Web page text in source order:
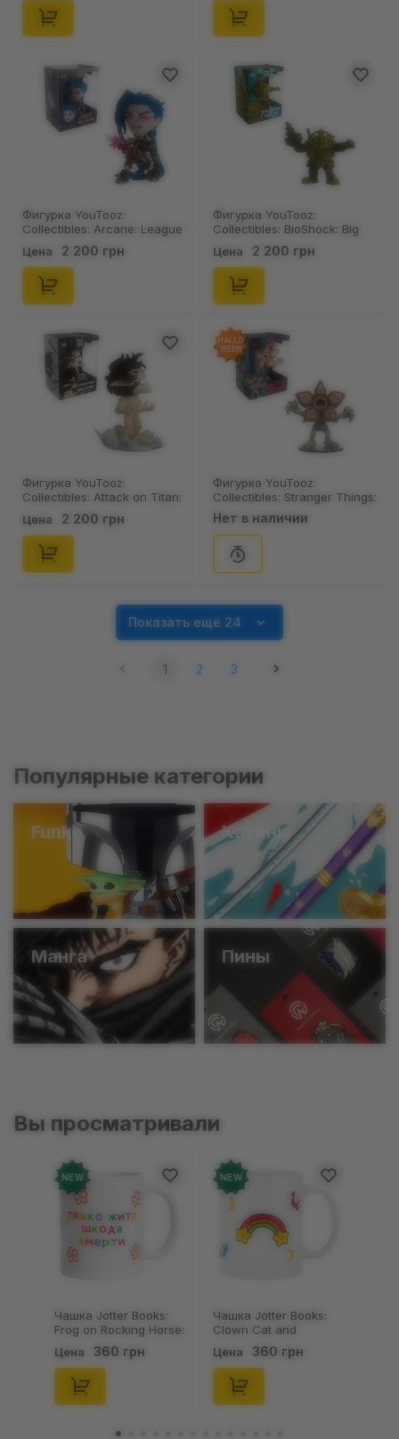
Фигурка YouTooz:
Collectibles: Arcane: League
of Legends: Jinx, (788962)
Цена 2 200 грн
Фигурка YouTooz:
Collectibles: BioShock: Big
Daddy, (542780)
Цена 2 200 грн
Фигурка YouTooz:
Collectibles: Attack on Titan:
Titan Eren, (554592)
Цена 2 200 грн
HALLO
WEEN
Фигурка YouTooz:
Collectibles: Stranger Things:
Demogorgon, (55572)
Нет в наличии
Показать ещё 24
1 2 3
Популярные категории
Funko Катаны
Манга Пины
Вы просматривали
NEW
Чашка Jotter Books:
Clown Cat and
Rainbow:
«Професійний
Дурник», (720119)
Цена 360 грн
NEW
Чашка Jotter Books:
Duck w/ Frogs: «Ти
Молодець», (720120)
Цена 360 грн